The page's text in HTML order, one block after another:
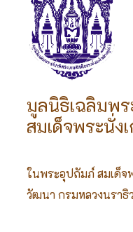
มูลนิธิเฉลิมพ
สมเด็จพระนั่ง
ในพระอุปถัมภ์ สมเด็จ
วัฒนา กรมหลวงนราธิ